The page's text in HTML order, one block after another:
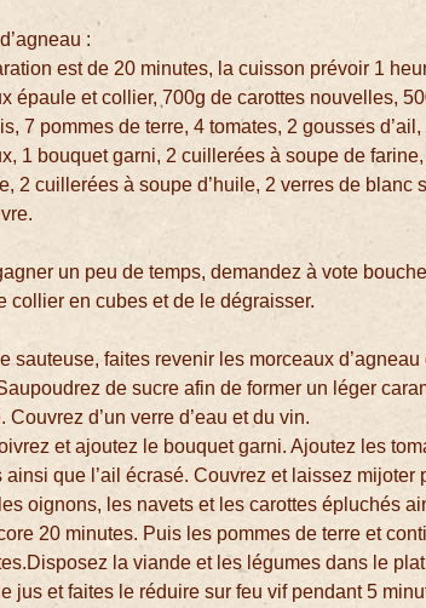
:
est de 20 minutes, la cuisson prévoir 1
épaule et collier, 700g de carottes nouvelles,
7 pommes de terre, 4 tomates, 2 gousses
1 bouquet garni, 2 cuillerées à soupe de
2 cuillerées à soupe d’huile, 2 verres de blanc
un peu de temps, demandez à vote
collier en cubes et de le dégraisser.
sauteuse, faites revenir les morceaux
de sucre afin de former un léger
Couvrez d’un verre d’eau et du vin.
et ajoutez le bouquet garni. Ajoutez les
ainsi que l’ail écrasé. Couvrez et laissez mijoter
oignons, les navets et les carottes épluchés
20 minutes. Puis les pommes de terre et
la viande et les légumes dans le
jus et faites le réduire sur feu vif pendant 5